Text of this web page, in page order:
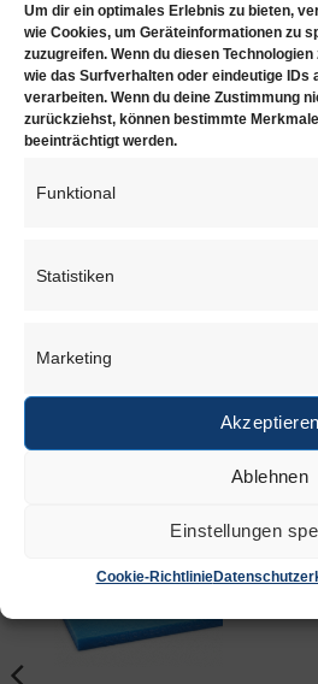
Um dir ein optimales Erlebnis zu bieten,
wie Cookies, um Geräteinformationen zu
zuzugreifen. Wenn du diesen
wie das Surfverhalten oder eindeutige IDs
verarbeiten. Wenn du deine Zustimmung
zurückziehst, können bestimmte
beeinträchtigt werden.
Funktional
Statistiken
Marketing
Akzeptieren
Ablehnen
Einstellungen
Cookie-Richtlinie
Filtermatten zum einfachen und
gedichteter Schublade. Die
anschließend zur
Scheideanstalt geschickt